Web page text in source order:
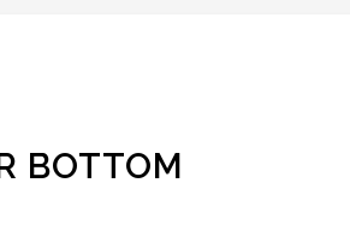
BOTTOM